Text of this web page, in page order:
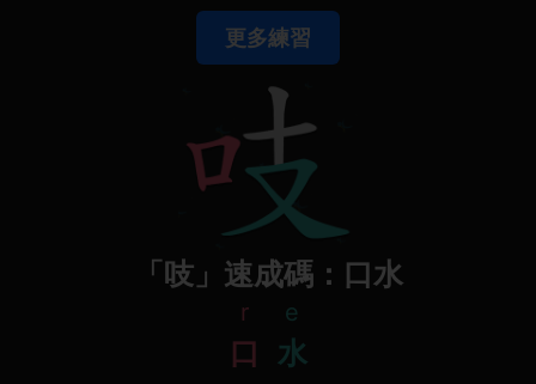
更多練習
「吱」速成碼：口水
r
口
e
水